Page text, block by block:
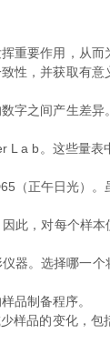
重要作用，从而
性，并获取有意
之间产生差异
L a b。这些量表
（正午日光）。
此，对每个样本
器。选择哪一个
品制备程序。
样品的变化，包